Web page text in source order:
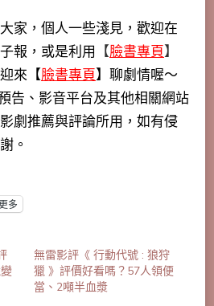
家，個人一些淺見，歡迎在
報，或是利用 【臉書專頁】
來【臉書專頁】聊劇情喔～
告、影音平台及其他相關網站
劇推薦與評論所用，如有侵
。
多
無雷影評《 行動代號 : 狼狩
獵 》評價好看嗎？57人領便
當、2噸半血漿